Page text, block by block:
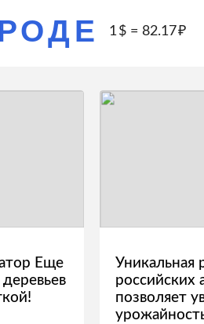
1 = 82.17
Еще
Уникальная
российских
позволяет